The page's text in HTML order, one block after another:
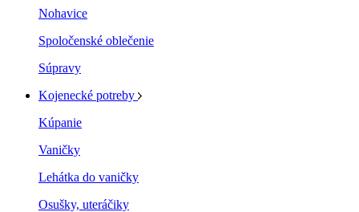
Nohavice
Spoločenské oblečenie
Súpravy
Kojenecké potreby
Kúpanie
Vaničky
Lehátka do vaničky
Osušky, uteráčiky